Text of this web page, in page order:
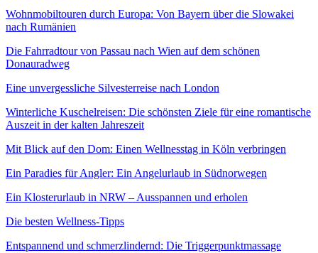
Wohnmobiltouren durch Europa: Von Bayern über die Slowakei
nach Rumänien
Die Fahrradtour von Passau nach Wien auf dem schönen
Donauradweg
Eine unvergessliche Silvesterreise nach London
Winterliche Kuschelreisen: Die schönsten Ziele für eine romantische
Auszeit in der kalten Jahreszeit
Mit Blick auf den Dom: Einen Wellnesstag in Köln verbringen
Ein Paradies für Angler: Ein Angelurlaub in Südnorwegen
Ein Klosterurlaub in NRW – Ausspannen und erholen
Die besten Wellness-Tipps
Entspannend und schmerzlindernd: Die Triggerpunktmassage